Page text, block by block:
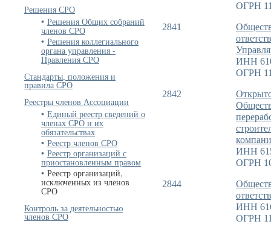
Решения СРО
Решения Общих собраний
членов СРО
Решения коллегиального
органа управления -
Правления СРО
Стандарты, положения и
правила СРО
Реестры членов Ассоциации
Единый реестр сведений о
членах СРО и их
обязательствах
Реестр членов СРО
Реестр организаций с
приостановленным правом
Реестр организаций,
исключенных из членов
СРО
Контроль за деятельностью
членов СРО
ОГРН
2841
ИНН
ОГРН
2842
ИНН
ОГРН
2844
ИНН
ОГРН